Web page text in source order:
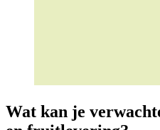
Wat kan je